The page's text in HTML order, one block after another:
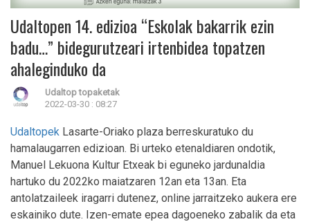
Udaltopen 14. edizioa “Eskolak bakarrik ezin
badu…” bidegurutzeari irtenbidea topatzen
ahaleginduko da
Udaltop topaketak
2022-03-30 : 08:27
Udaltopek Lasarte-Oriako plaza berreskuratuko du
hamalaugarren edizioan. Bi urteko etenaldiaren ondotik,
Manuel Lekuona Kultur Etxeak bi eguneko jardunaldia
hartuko du 2022ko maiatzaren 12an eta 13an. Eta
antolatzaileek iragarri dutenez, online jarraitzeko aukera ere
eskainiko dute. Izen-emate epea dagoeneko zabalik da eta